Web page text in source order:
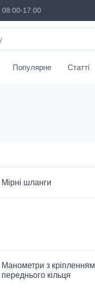
17:00
Популярне Статті
Мірні шланги
Манометри з кріпленням
переднього кільця